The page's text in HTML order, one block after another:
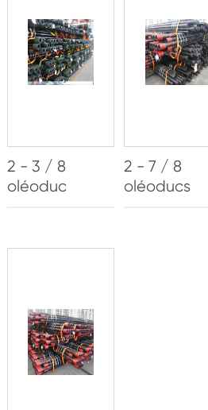
2 - 3 / 8
oléoduc
2 - 7 / 8
oléoducs